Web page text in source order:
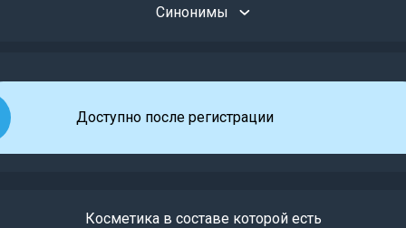
Синонимы
Доступно после регистрации
Косметика в составе которой есть